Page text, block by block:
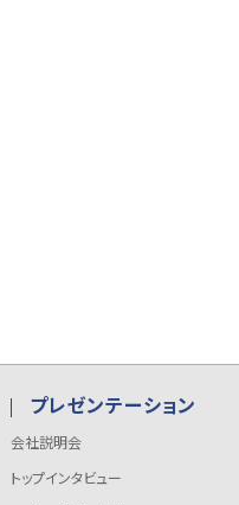
プレゼンテーション
会社説明会
トップインタビュー